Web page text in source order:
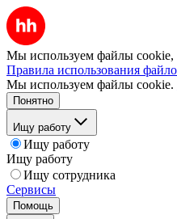
Мы используем файлы cookie,
Правила использования
Мы используем файлы cookie.
Понятно
Ищу работу
Ищу работу
Ищу работу
Ищу сотрудника
Сервисы
Помощь